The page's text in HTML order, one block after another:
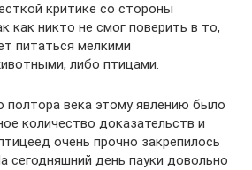
критике со стороны
как никто не смог поверить в то,
питаться мелкими
либо птицами.
полтора века этому явлению было
количество доказательств и
очень прочно закрепилось
сегодняшний день пауки довольно